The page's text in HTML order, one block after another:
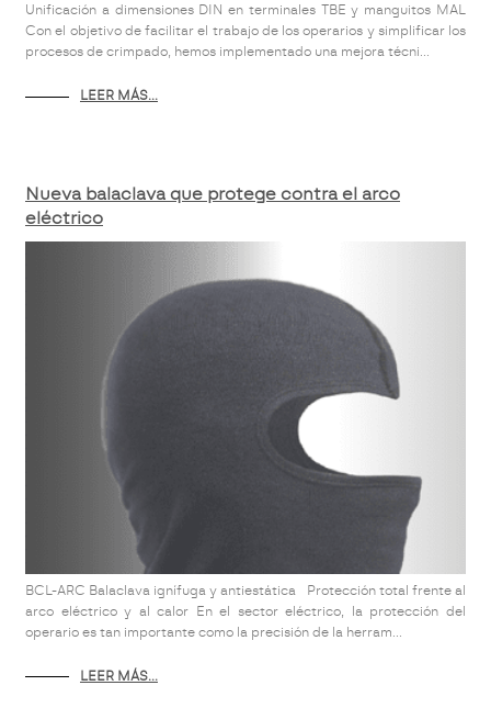
Unificación a dimensiones DIN en terminales TBE y manguitos MAL
Con el objetivo de facilitar el trabajo de los operarios y simplificar los
procesos de crimpado, hemos implementado una mejora técni...
LEER MÁS...
Nueva balaclava que protege contra el arco
eléctrico
BCL-ARC Balaclava ignífuga y antiestática Protección total frente al
arco eléctrico y al calor En el sector eléctrico, la protección del
operario es tan importante como la precisión de la herram...
LEER MÁS...